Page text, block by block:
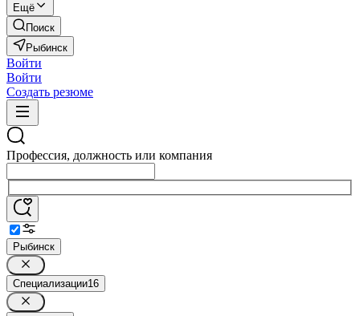
Ещё
Поиск
Рыбинск
Войти
Войти
Создать резюме
Профессия, должность или компания
Рыбинск
Специализации16